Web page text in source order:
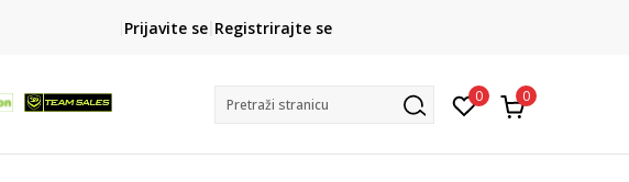
CLICK& COLLECT
besplatno preuzimanje u trgovini
Prijavite se Registrirajte se
Pretraži stranicu 0 0